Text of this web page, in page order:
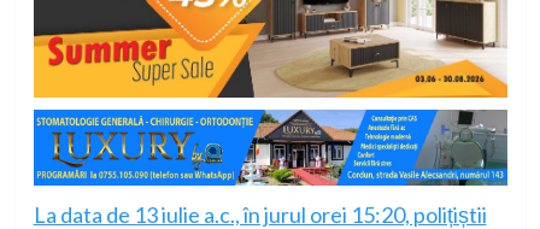
La data de 13 iulie a.c., în jurul orei 15:20, polițiștii